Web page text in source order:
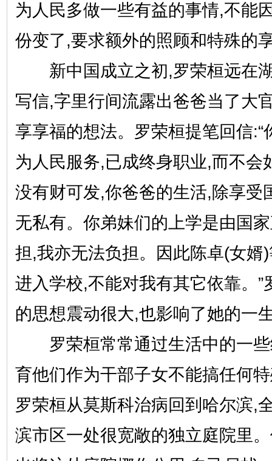
为人民多做一些有益的事情,不能
份变了,要求额外的照顾和特殊的
新中国成立之初,罗荣桓远在
写信,字里行间流露出爸爸当了大
享享福的想法。罗荣桓提笔回信
为人民服务,已成终身职业,而不会
没有财可发,你爸爸的生活,除享受
无私有。你弟妹们的上学是由国
担,我亦无法负担。因此陈卓(女婿
进入学校,不能对我有其它依靠。”
的思想震动很大,也影响了她的一
罗荣桓常常通过生活中的一些
育他们作为干部子女不能搞任何
罗荣桓从莫斯科治病回到哈尔滨,
滨市区一处很宽敞的独立庭院里